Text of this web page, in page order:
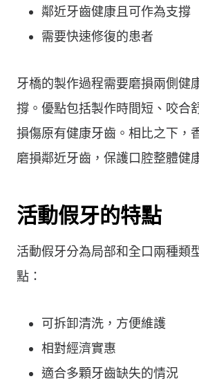
鄰近牙齒健康且可作為支撐
需要快速修復的患者
牙橋的製作過程需要磨損兩側健
撐。優點包括製作時間短、咬合
損傷原有健康牙齒。相比之下，
磨損鄰近牙齒，保護口腔整體健
活動假牙的特點
活動假牙分為局部和全口兩種類
點：
可拆卸清洗，方便維護
相對經濟實惠
適合多顆牙齒缺失的情況